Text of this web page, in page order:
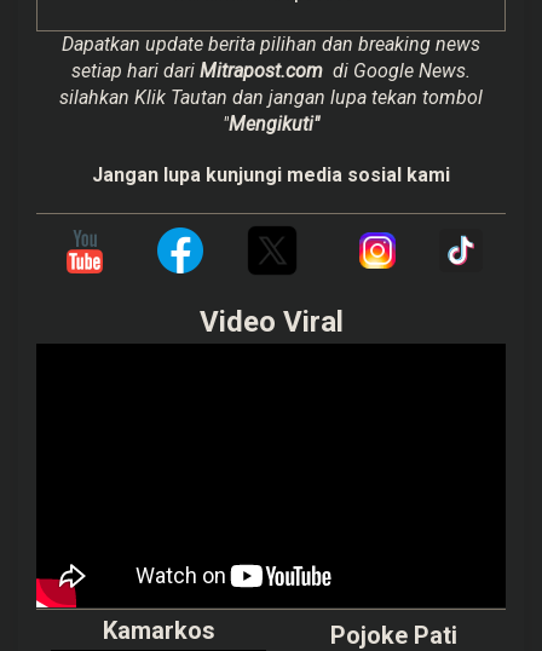
Dapatkan update berita pilihan dan breaking news
setiap hari dari Mitrapost.com di Google News.
silahkan Klik Tautan dan jangan lupa tekan tombol
"Mengikuti"
Jangan lupa kunjungi media sosial kami
Video Viral
Kamarkos Pojoke Pati